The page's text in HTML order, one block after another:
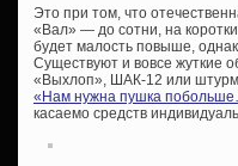
Это при том, что
«Вал» — до сотни, на
будет малость повыше,
Существуют и вовсе жуткие
«Выхлоп», ШАК-12 или
«Нам нужна пушка
касаемо средств